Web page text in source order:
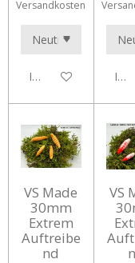
Versandkosten
In den WarenkorbIn
VS Made
30mm
Extrem
Auftreibe
nd
VS